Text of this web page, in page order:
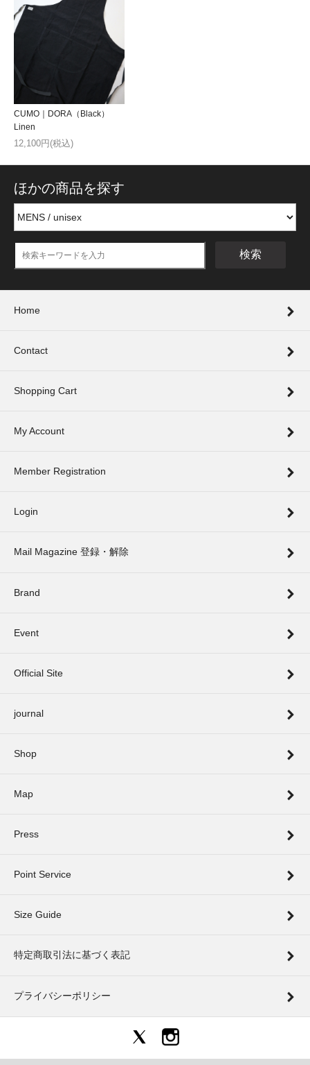
CUMO｜DORA（Black）
Linen
12,100円(税込)
ほかの商品を探す
検索
Home
Contact
Shopping Cart
My Account
Member Registration
Login
Mail Magazine 登録・解除
Brand
Event
Official Site
journal
Shop
Map
Press
Point Service
Size Guide
特定商取引法に基づく表記
プライバシーポリシー